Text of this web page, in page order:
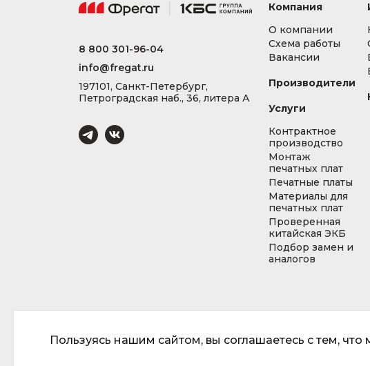
Пользуясь нашим сайтом, вы соглашаетесь с тем,
8 800 301-96-04
info@fregat.ru
197101, Санкт-Петербург,
Петроградская наб., 36, литера А
Компания
О компании
Схема работы
Вакансии
Производители
Услуги
Контрактное
производство
Монтаж
печатных плат
Печатные платы
Материалы для
печатных плат
Проверенная
китайская ЭКБ
Подбор замен и
аналогов